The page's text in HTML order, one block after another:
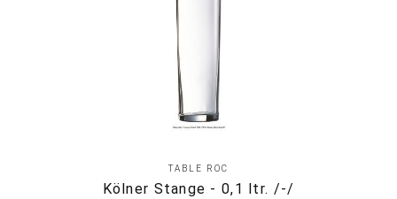
TABLE ROC
Kölner Stange - 0,1 ltr. /-/